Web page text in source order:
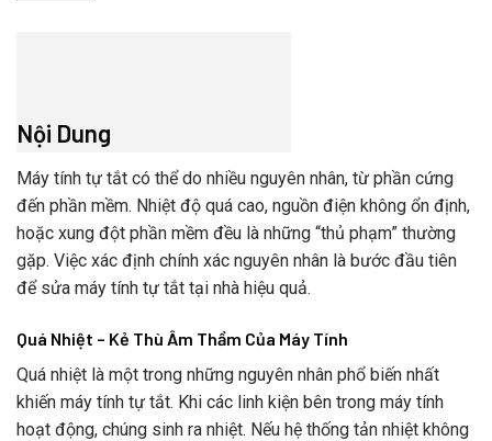
Nội Dung
Máy tính tự tắt có thể do nhiều nguyên nhân, từ phần cứng
đến phần mềm. Nhiệt độ quá cao, nguồn điện không ổn định,
hoặc xung đột phần mềm đều là những “thủ phạm” thường
gặp. Việc xác định chính xác nguyên nhân là bước đầu tiên
để sửa máy tính tự tắt tại nhà hiệu quả.
Quá Nhiệt – Kẻ Thù Âm Thầm Của Máy Tính
Quá nhiệt là một trong những nguyên nhân phổ biến nhất
khiến máy tính tự tắt. Khi các linh kiện bên trong máy tính
hoạt động, chúng sinh ra nhiệt. Nếu hệ thống tản nhiệt không